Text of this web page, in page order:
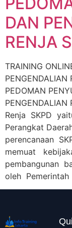
DAN
RENJA
TRAINING
PENGENDALIAN
PEDOMAN
Renja SKPD
Perangkat
perencanaan
memuat
pembangunan
oleh